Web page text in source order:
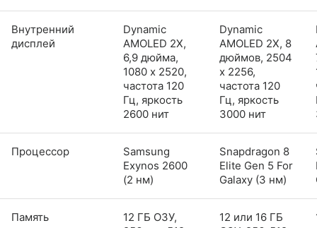
Внутренний
дисплей
Dynamic
AMOLED 2X,
6,9 дюйма,
1080 x 2520,
частота 120
Гц, яркость
2600 нит
Dynamic
AMOLED 2X, 8
дюймов, 2504
x 2256,
частота 120
Гц, яркость
3000 нит
Процессор
Samsung
Exynos 2600
(2 нм)
Snapdragon 8
Elite Gen 5 For
Galaxy (3 нм)
Память
12 ГБ ОЗУ,
12 или 16 ГБ